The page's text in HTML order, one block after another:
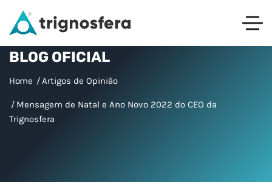
BLOG OFICIAL
Home Artigos de Opinião
Mensagem de Natal e Ano Novo 2022 do CEO da
Trignosfera